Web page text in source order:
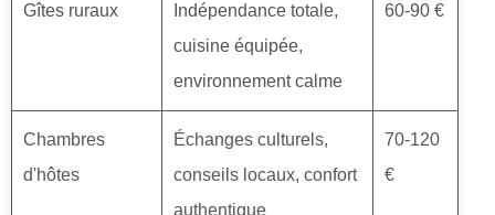
Gîtes ruraux
Indépendance totale,
cuisine équipée,
environnement calme
60-90 €
Chambres
d'hôtes
Échanges culturels,
conseils locaux, confort
authentique
70-120
€